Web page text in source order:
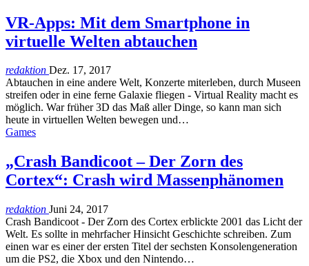
VR-Apps: Mit dem Smartphone in
virtuelle Welten abtauchen
redaktion Dez. 17, 2017
Abtauchen in eine andere Welt, Konzerte miterleben, durch Museen
streifen oder in eine ferne Galaxie fliegen - Virtual Reality macht es
möglich. War früher 3D das Maß aller Dinge, so kann man sich
heute in virtuellen Welten bewegen und…
Games
„Crash Bandicoot – Der Zorn des
Cortex“: Crash wird Massenphänomen
redaktion Juni 24, 2017
Crash Bandicoot - Der Zorn des Cortex erblickte 2001 das Licht der
Welt. Es sollte in mehrfacher Hinsicht Geschichte schreiben. Zum
einen war es einer der ersten Titel der sechsten Konsolengeneration
um die PS2, die Xbox und den Nintendo…